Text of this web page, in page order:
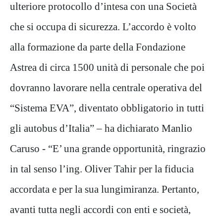
ulteriore protocollo d’intesa con una Società
che si occupa di sicurezza. L’accordo è volto
alla formazione da parte della Fondazione
Astrea di circa 1500 unità di personale che poi
dovranno lavorare nella centrale operativa del
“Sistema EVA”, diventato obbligatorio in tutti
gli autobus d’Italia” – ha dichiarato Manlio
Caruso - “E’ una grande opportunità, ringrazio
in tal senso l’ing. Oliver Tahir per la fiducia
accordata e per la sua lungimiranza. Pertanto,
avanti tutta negli accordi con enti e società,